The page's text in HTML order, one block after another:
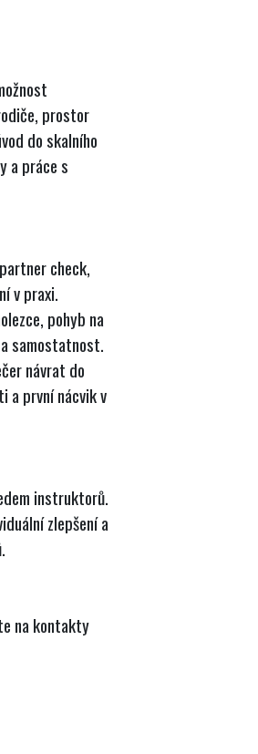
prostor
do skalního
a práce s
check,
v praxi.
pohyb na
samostatnost.
návrat do
a první nácvik v
instruktorů.
zlepšení a
na kontakty